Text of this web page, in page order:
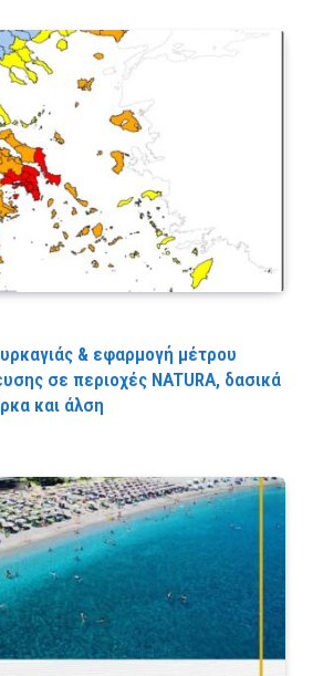
& εφαρμογή μέτρου
σε περιοχές NATURA, δασικά
και άλση